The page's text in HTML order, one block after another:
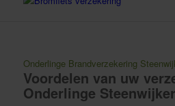
Onderlinge Brandverzekering
Voordelen van uw
Onderlinge